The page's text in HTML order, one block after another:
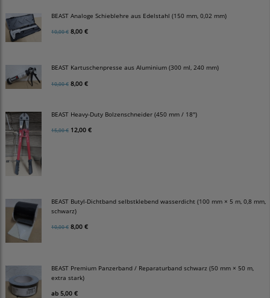
BEAST Analoge Schieblehre aus Edelstahl (150 mm, 0,02 mm)
10,00 € 8,00 €
BEAST Kartuschenpresse aus Aluminium (300 ml, 240 mm)
10,00 € 8,00 €
BEAST Heavy-Duty Bolzenschneider (450 mm / 18")
15,00 € 12,00 €
BEAST Butyl-Dichtband selbstklebend wasserdicht (100 mm × 5 m, 0,8 mm,
schwarz)
10,00 € 8,00 €
BEAST Premium Panzerband / Reparaturband schwarz (50 mm × 50 m,
extra stark)
ab 5,00 €